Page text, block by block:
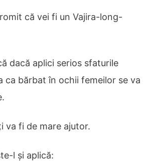
că vei fi un Vajira-long-
dacă aplici serios sfaturile
ca bărbat în ochii femeilor se va
va fi de mare ajutor.
l și aplică: